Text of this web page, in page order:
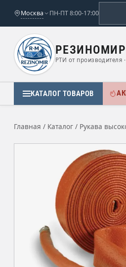
Москва ПН-ПТ 8:00-17:00
РЕЗИНОМИР
РТИ от производителя
КАТАЛОГ ТОВАРОВ
Главная / Каталог / Рукава